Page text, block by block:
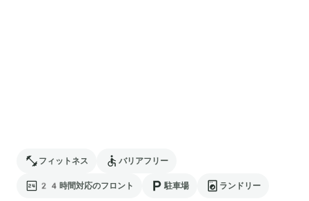
フィットネス バリアフリー
24時間対応のフロント 駐車場 ランドリー